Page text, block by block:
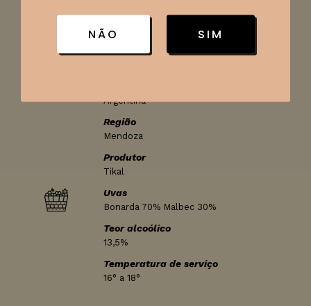
Ficha técnica
Tipo de vinho
Argentina
Região
Mendoza
Produtor
Tikal
Uvas
Bonarda 70% Malbec 30%
Teor alcoólico
13,5%
Temperatura de serviço
16° a 18°
NÃO SIM